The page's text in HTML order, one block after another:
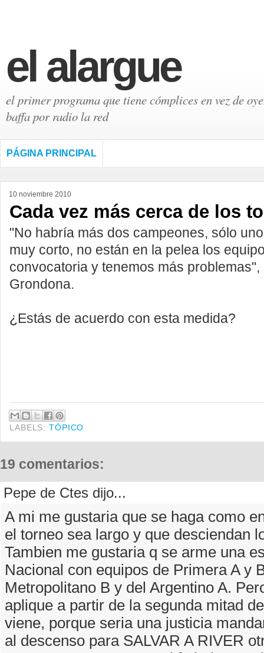
el alargue
el primer programa que tiene cómplices en vez de
baffa por radio la red
PÁGINA PRINCIPAL
10 noviembre 2010
Cada vez más cerca de los
"No habría más dos campeones, sólo
muy corto, no están en la pelea los
convocatoria y tenemos más problemas",
Grondona.
¿Estás de acuerdo con esta medida?
LABELS:TÓPICO
19 comentarios:
Pepe de Ctes dijo...
A mi me gustaria que se haga como
el torneo sea largo y que desciendan
Tambien me gustaria q se arme una
Nacional con equipos de Primera A y
Metropolitano B y del Argentino A.
aplique a partir de la segunda mitad
viene, porque seria una justicia
al descenso para SALVAR A RIVER